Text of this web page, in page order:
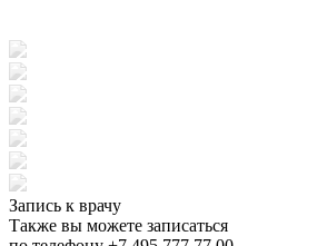
Запись к врачу
Также вы можете записаться